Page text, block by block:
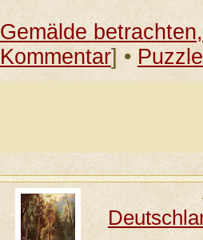
Gemälde
Kommentar] • Puzzle